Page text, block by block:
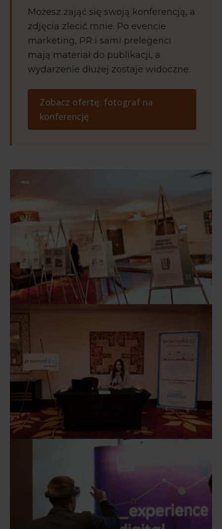
Możesz zająć się swoją konferencją, a
zdjęcia zlecić mnie. Po evencie
marketing, PR i sami prelegenci
mają materiał do publikacji, a
wydarzenie dłużej zostaje widoczne.
Zobacz ofertę: fotograf na
konferencję